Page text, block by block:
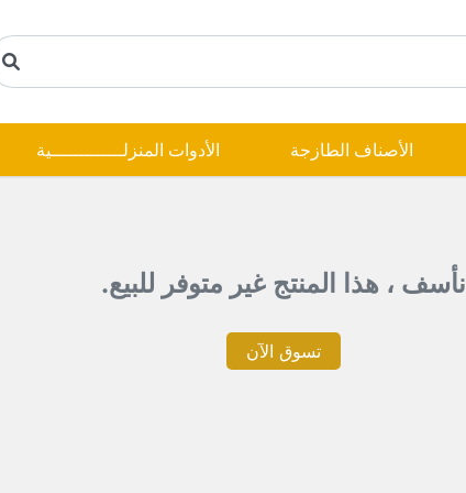
الأصناف الطازجة الأدوات المنزلـــــــــــــية
نأسف ، هذا المنتج غير متوفر للبيع.
تسوق الآن